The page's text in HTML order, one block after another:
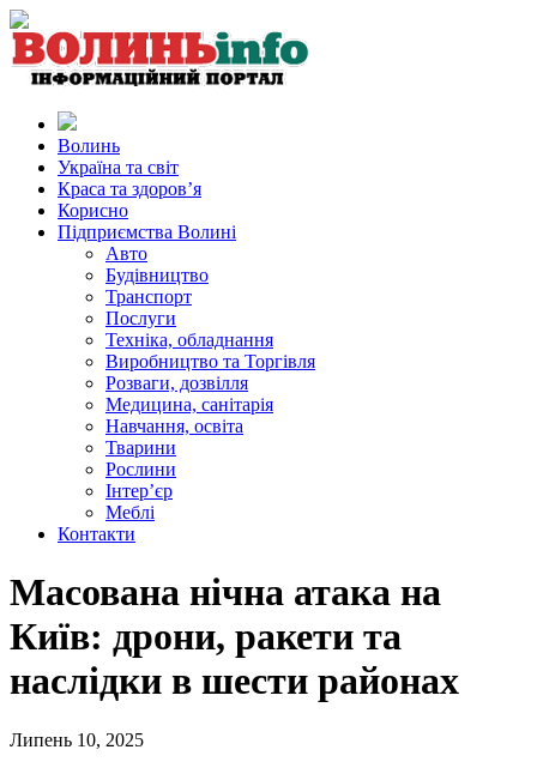
Волинь
Україна та світ
Краса та здоров’я
Корисно
Підприємства Волині
Авто
Будівництво
Транспорт
Послуги
Техніка, обладнання
Виробництво та Торгівля
Розваги, дозвілля
Медицина, санітарія
Навчання, освіта
Тварини
Рослини
Інтер’єр
Меблі
Контакти
Масована нічна атака на
Київ: дрони, ракети та
наслідки в шести районах
Липень 10, 2025